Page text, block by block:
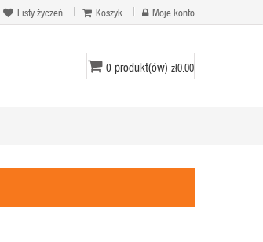
Listy życzeń Koszyk Moje konto
0 produkt(ów) zł0.00